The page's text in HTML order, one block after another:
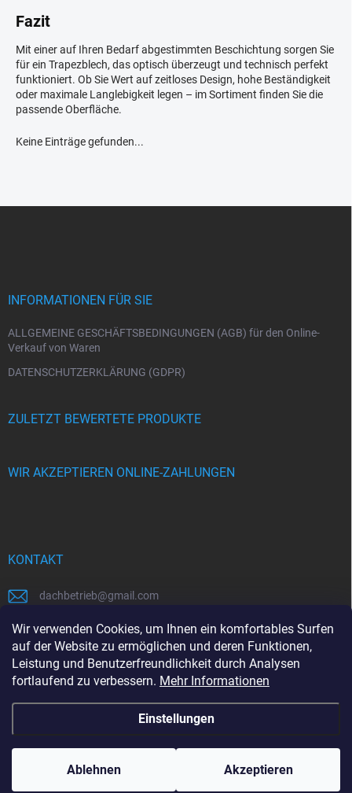
Wir verwenden Cookies, um Ihnen ein komfortables Surfen
auf der Website zu ermöglichen und deren Funktionen,
Leistung und Benutzerfreundlichkeit durch Analysen
fortlaufend zu verbessern. Mehr Informationen
Einstellungen
Ablehnen Akzeptieren
Fazit
Mit einer auf Ihren Bedarf abgestimmten Beschichtung sorgen Sie
für ein Trapezblech, das optisch überzeugt und technisch perfekt
funktioniert. Ob Sie Wert auf zeitloses Design, hohe Beständigkeit
oder maximale Langlebigkeit legen – im Sortiment finden Sie die
passende Oberfläche.
Keine Einträge gefunden...
INFORMATIONEN FÜR SIE
ALLGEMEINE GESCHÄFTSBEDINGUNGEN (AGB) für den Online-
Verkauf von Waren
DATENSCHUTZERKLÄRUNG (GDPR)
ZULETZT BEWERTETE PRODUKTE
WIR AKZEPTIEREN ONLINE-ZAHLUNGEN
KONTAKT
dachbetrieb@gmail.com
00421948484112
00421948484112
https://www.facebook.com/www.dachbetrieb.at
Erstellt von Shoptet
Copyright 2026 . Alle Rechte vorbehalten.